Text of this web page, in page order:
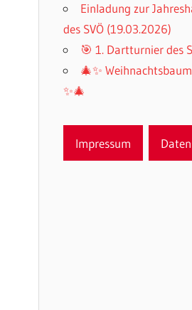
Einladung zur
des SVÖ (19.03.2026)
🎯 1. Dartturnier des
🎄✨
✨🎄
Impressum